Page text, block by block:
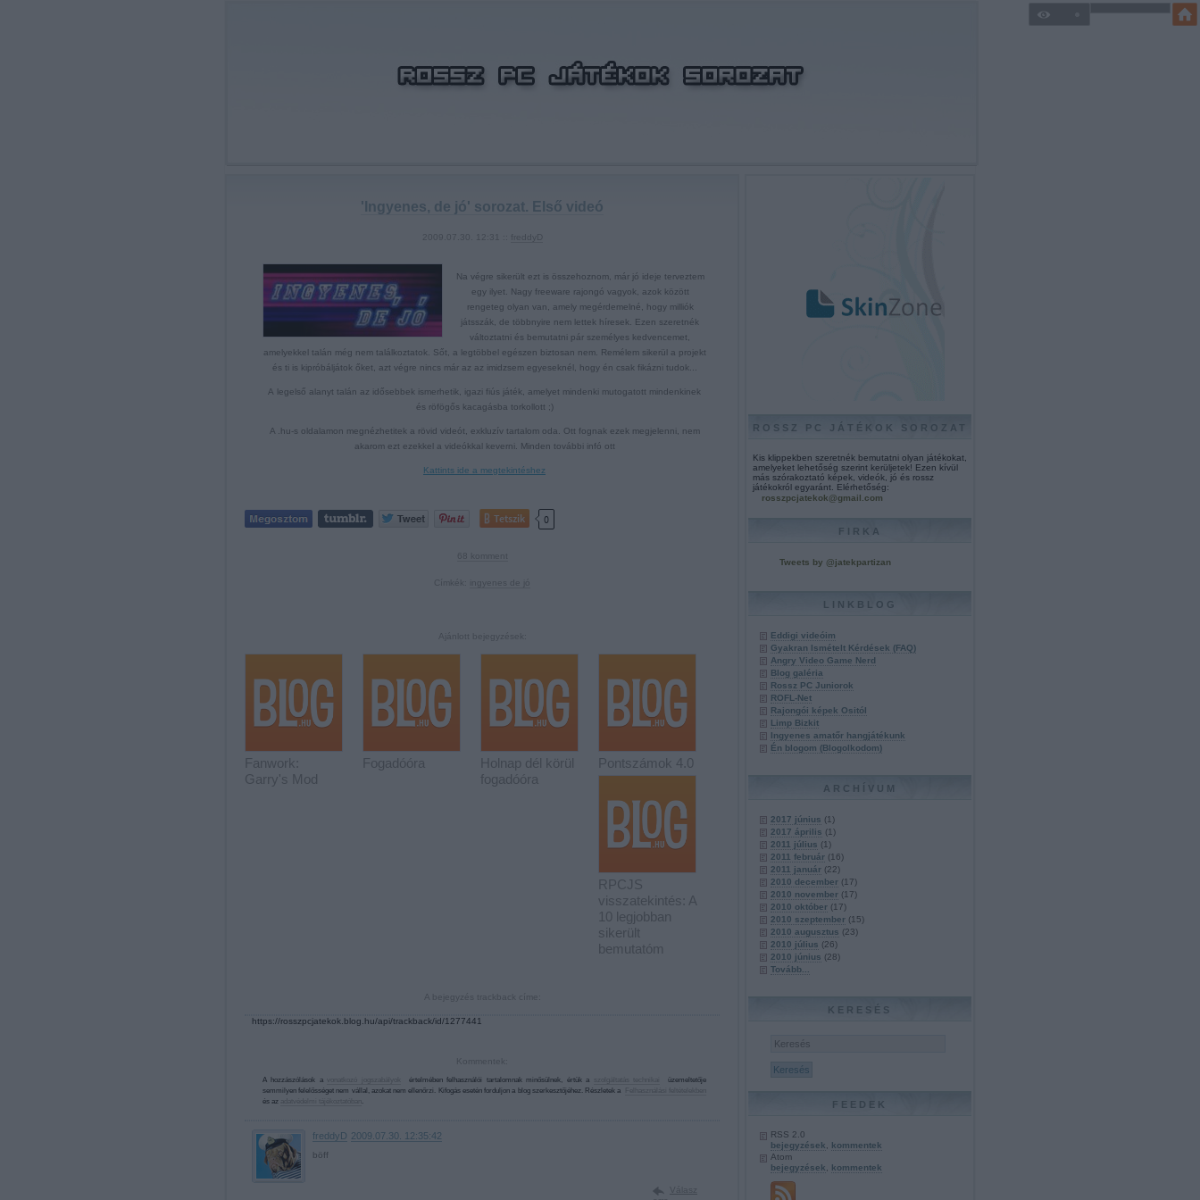
ROSSZ PC JÁTÉKOK SOROZAT
Kis klippekben szeretnék bemutatni olyan játékokat,
amelyeket lehetőség szerint kerüljetek! Ezen kívül
más szórakoztató képek, videók, jó és rossz
játékokról egyaránt. Elérhetőség:
rosszpcjatekok@gmail.com
FIRKA
Tweets by @jatekpartizan
LINKBLOG
Eddigi videóim
Gyakran Ismételt Kérdések (FAQ)
Angry Video Game Nerd
Blog galéria
Rossz PC Juniorok
ROFL-Net
Rajongói képek Ositól
Limp Bizkit
Ingyenes amatőr hangjátékunk
Én blogom (Blogolkodom)
ARCHÍVUM
2017 június (1 )
2017 április (1 )
2011 július (1 )
2011 február (16)
2011 január (22)
2010 december (17)
2010 november (17)
2010 október (17)
2010 szeptember (15)
2010 augusztus (23)
2010 július (26)
2010 június (28)
Tovább
KERESÉS
FEEDEK
RSS 2.0
bejegyzések
kommentek
Atom
bejegyzések
kommentek
'Ingyenes, de jó' sorozat. Első videó
2009.07.30. 12:31 :: freddyD
Na végre sikerült ezt is összehoznom, már jó ideje terveztem
egy ilyet. Nagy freeware rajongó vagyok, azok között
rengeteg olyan van, amely megérdemelné, hogy milliók
játsszák, de többnyire nem lettek híresek. Ezen szeretnék
változtatni és bemutatni pár személyes kedvencemet,
amelyekkel talán még nem találkoztatok. Sőt, a legtöbbel egészen biztosan nem. Remélem sikerül a projekt
és ti is kipróbáljátok őket, azt végre nincs már az az imidzsem egyeseknél, hogy én csak fikázni tudok...
A legelső alanyt talán az idősebbek ismerhetik, igazi fiús játék, amelyet mindenki mutogatott mindenkinek
és röfögős kacagásba torkollott ;)
A .hu-s oldalamon megnézhetitek a rövid videót, exkluzív tartalom oda. Ott fognak ezek megjelenni, nem
akarom ezt ezekkel a videókkal keverni. Minden további infó ott
Kattints ide a megtekintéshez
Tetszik 0
Ajánlott bejegyzések:
Fanwork:
Garry's Mod
Fogadóóra
Holnap dél körül
fogadóóra
Pontszámok 4.0
RPCJS
visszatekintés: A
10 legjobban
sikerült
bemutatóm
A bejegyzés trackback címe:
https://rosszpcjatekok.blog.hu/api/trackback/id/1277441
A hozzászólások a értelmében felhasználói tartalomnak minősülnek, értük a
üzemeltetője
semmilyen felelősséget nem vállal, azokat nem ellenőrzi. Kifogás esetén forduljon a blog szerkesztőjéhez. Részletek a
és az
.
freddyD 2009.07.30. 12:35:42
böff
Válasz